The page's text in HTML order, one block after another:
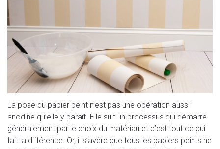
La pose du papier peint n’est pas une opération aussi
anodine qu’elle y paraît. Elle suit un processus qui démarre
généralement par le choix du matériau et c’est tout ce qui
fait la différence. Or, il s’avère que tous les papiers peints ne